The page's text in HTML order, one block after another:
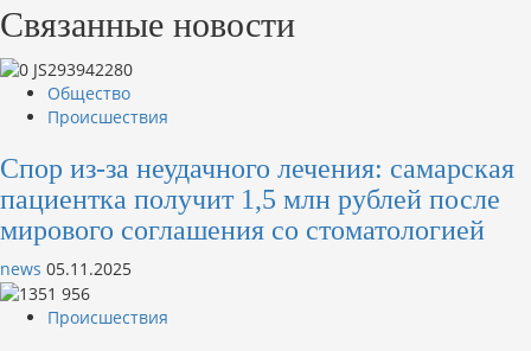
Связанные новости
Общество
Происшествия
Спор из-за неудачного лечения: самарская
пациентка получит 1,5 млн рублей после
мирового соглашения со стоматологией
news 05.11.2025
Происшествия